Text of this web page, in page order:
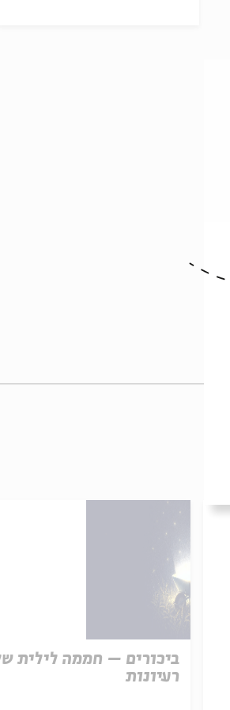
ביכורים – חממה לילית
רעיונות